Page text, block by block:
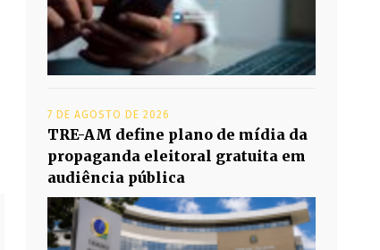
7 DE AGOSTO DE 2026
TRE-AM define plano de mídia da
propaganda eleitoral gratuita em
audiência pública